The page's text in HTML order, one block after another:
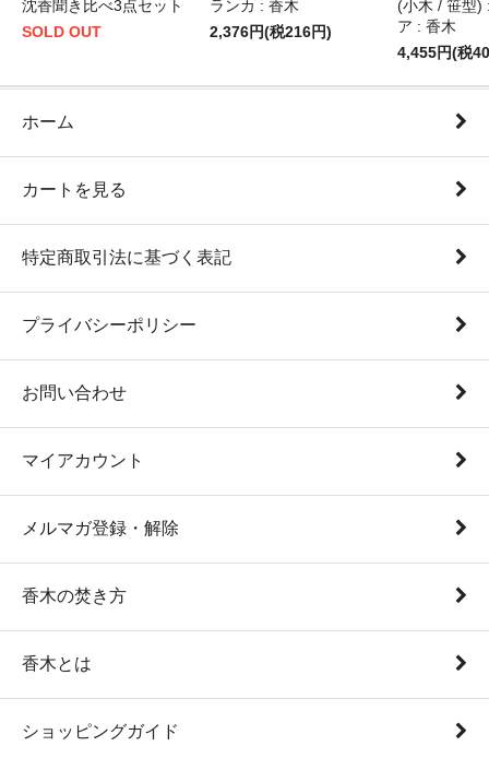
沈香聞き比べ3点セット
SOLD OUT
ランカ : 香木
2,376円(税216円)
(小木 / 笹型)
ア : 香木
4,455円(税
ホーム
カートを見る
特定商取引法に基づく表記
プライバシーポリシー
お問い合わせ
マイアカウント
メルマガ登録・解除
香木の焚き方
香木とは
ショッピングガイド